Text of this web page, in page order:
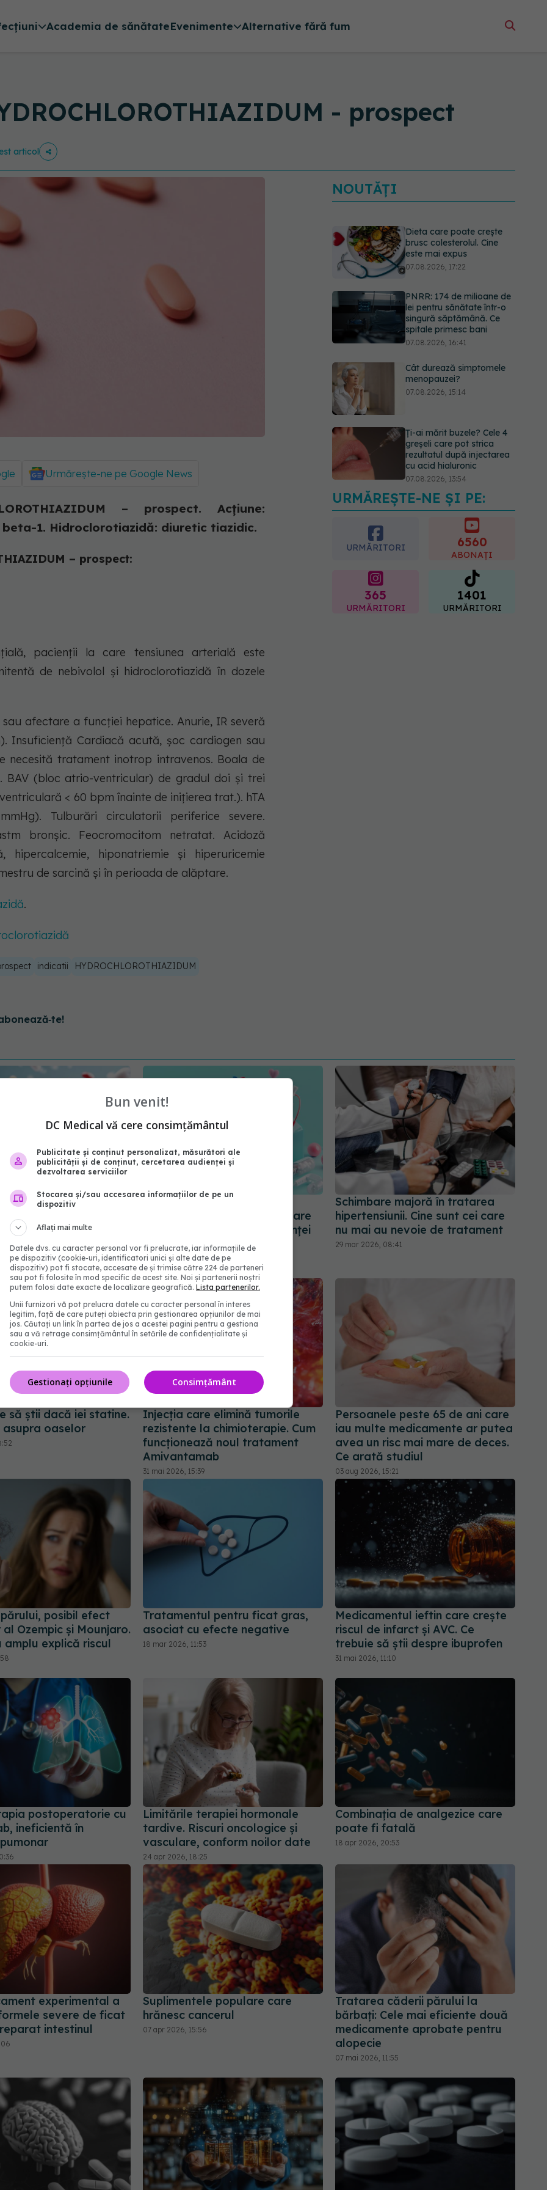
Academia de sănătateEvenimente Alternative fără fum
- prospect
articol
Urmărește-ne pe Google News
– prospect. Acțiune:
1. Hidroclorotiazidă: diuretic tiazidic.
– prospect:
pacienții la care tensiunea arterială este
de nebivolol și hidroclorotiazidă în dozele
afectare a funcției hepatice. Anurie, IR severă
Insuficiență Cardiacă acută, șoc cardiogen sau
necesită tratament inotrop intravenos. Boala de
BAV (bloc atrio-ventricular) de gradul doi și trei
< 60 bpm înainte de inițierea trat.). hTA
Tulburări circulatorii periferice severe.
bronșic. Feocromocitom netratat. Acidoză
hipercalcemie, hiponatriemie și hiperuricemie
de sarcină și în perioada de alăptare.
.
indicatii
HYDROCHLOROTHIAZIDUM
NOUTĂȚI
Dieta care poate crește
brusc colesterolul. Cine
este mai expus
07.08.2026, 17:22
PNRR: 174 de milioane de
lei pentru sănătate într-o
singură săptămână. Ce
spitale primesc bani
07.08.2026, 16:41
Cât durează simptomele
menopauzei?
07.08.2026, 15:14
Ți-ai mărit buzele? Cele 4
greșeli care pot strica
rezultatul după injectarea
cu acid hialuronic
07.08.2026, 13:54
Testul din deget care ar
putea indica riscul pentru 8
07.08.2026, 18:34
URMĂREȘTE-NE ȘI PE:
URMĂRITORI 6560
ABONAȚI
365
URMĂRITORI
1401
URMĂRITORI
impact asupra
cu cancer
Tratamentul natural care
afectează inima. Ce impact are
melatonina asupra insuficienței
cardiace
23 apr 2026, 12:30
Schimbare majoră în tratarea
hipertensiunii. Cine sunt cei care
nu mai au nevoie de tratament
29 mar 2026, 08:41
să știi dacă iei statine.
oaselor
Injecția care elimină tumorile
rezistente la chimioterapie. Cum
funcționează noul tratament
Amivantamab
31 mai 2026, 15:39
Persoanele peste 65 de ani care
iau multe medicamente ar putea
avea un risc mai mare de deces.
Ce arată studiul
03 aug 2026, 15:21
posibil efect
Ozempic și Mounjaro.
amplu explică riscul
Tratamentul pentru ficat gras,
asociat cu efecte negative
18 mar 2026, 11:53
Medicamentul ieftin care crește
riscul de infarct și AVC. Ce
trebuie să știi despre ibuprofen
31 mai 2026, 11:10
postoperatorie cu
ineficientă în
Limitările terapiei hormonale
tardive. Riscuri oncologice și
vasculare, conform noilor date
24 apr 2026, 18:25
Combinația de analgezice care
poate fi fatală
18 apr 2026, 20:53
experimental a
severe de ficat
intestinul
Suplimentele populare care
hrănesc cancerul
07 apr 2026, 15:56
Tratarea căderii părului la
bărbați: Cele mai eficiente două
medicamente aprobate pentru
alopecie
07 mai 2026, 11:55
Bun venit!
DC Medical vă cere consimțământul
Publicitate și conținut personalizat, măsurători ale
publicității și de conținut, cercetarea audienței și
dezvoltarea serviciilor
Stocarea și/sau accesarea informațiilor de pe un
dispozitiv
Aflați mai multe
Datele dvs. cu caracter personal vor fi prelucrate, iar informațiile de
pe dispozitiv (cookie-uri, identificatori unici și alte date de pe
dispozitiv) pot fi stocate, accesate de și trimise către 224 de parteneri
sau pot fi folosite în mod specific de acest site. Noi și partenerii noștri
putem folosi date exacte de localizare geografică. Lista partenerilor.
Unii furnizori vă pot prelucra datele cu caracter personal în interes
legitim, față de care puteți obiecta prin gestionarea opțiunilor de mai
jos. Căutați un link în partea de jos a acestei pagini pentru a gestiona
sau a vă retrage consimțământul în setările de confidențialitate și
cookie-uri.
Consimțământ
Gestionați opțiunile